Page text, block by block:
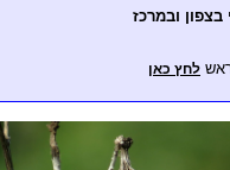
בצפון ובמרכז
לחץ כאן